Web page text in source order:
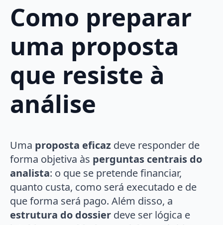
Como preparar
uma proposta
que resiste à
análise
Uma proposta eficaz deve responder de
forma objetiva às perguntas centrais do
analista: o que se pretende financiar,
quanto custa, como será executado e de
que forma será pago. Além disso, a
estrutura do dossier deve ser lógica e